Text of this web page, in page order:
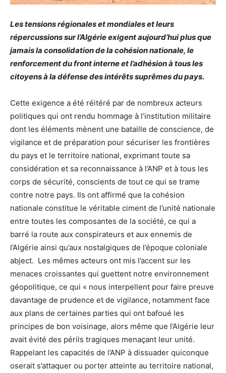
Les tensions régionales et mondiales et leurs
répercussions sur l’Algérie exigent aujourd’hui plus que
jamais la consolidation de la cohésion nationale, le
renforcement du front interne et l’adhésion à tous les
citoyens à la défense des intérêts suprêmes du pays.
Cette exigence a été réitéré par de nombreux acteurs
politiques qui ont rendu hommage à l’institution militaire
dont les éléments mènent une bataille de conscience, de
vigilance et de préparation pour sécuriser les frontières
du pays et le territoire national, exprimant toute sa
considération et sa reconnaissance à l’ANP et à tous les
corps de sécurité, conscients de tout ce qui se trame
contre notre pays. Ils ont affirmé que la cohésion
nationale constitue le véritable ciment de l’unité nationale
entre toutes les composantes de la société, ce qui a
barré la route aux conspirateurs et aux ennemis de
l’Algérie ainsi qu’aux nostalgiques de l’époque coloniale
abject. Les mêmes acteurs ont mis l’accent sur les
menaces croissantes qui guettent notre environnement
géopolitique, ce qui « nous interpellent pour faire preuve
davantage de prudence et de vigilance, notamment face
aux plans de certaines parties qui ont bafoué les
principes de bon voisinage, alors même que l’Algérie leur
avait évité des périls tragiques menaçant leur unité.
Rappelant les capacités de l’ANP à dissuader quiconque
oserait s’attaquer ou porter atteinte au territoire national,